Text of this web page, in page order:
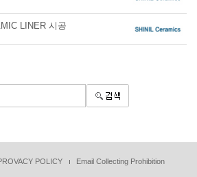
LINER 시공
POLICY Email Collecting Prohibition